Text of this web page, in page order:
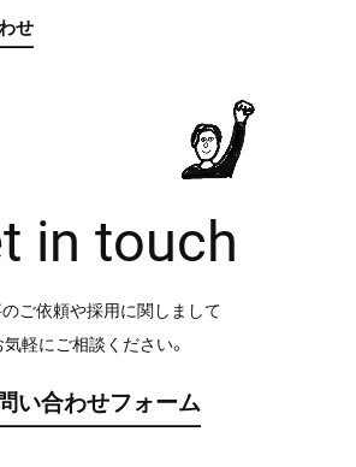
せ
in touch
ご依頼や採用に関しまして
気軽にご相談ください。
い合わせフォーム